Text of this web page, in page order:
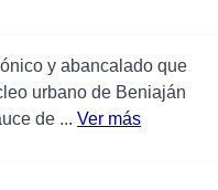
y abancalado que
urbano de Beniaján
de ... Ver más